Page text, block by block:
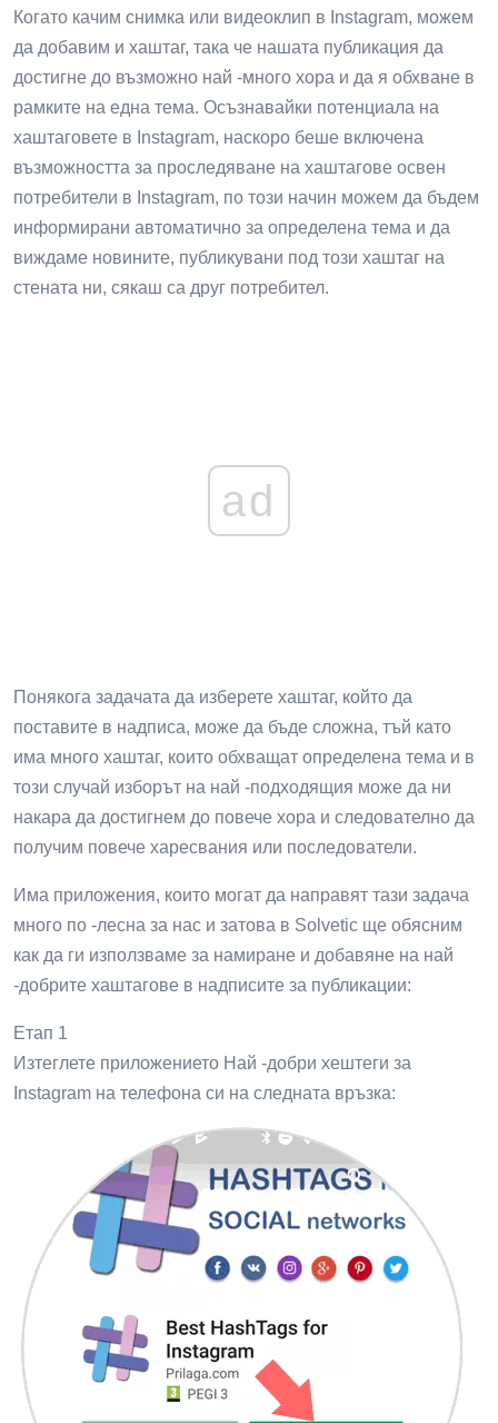
Когато качим снимка или видеоклип в Instagram, можем
да добавим и хаштаг, така че нашата публикация да
достигне до възможно най -много хора и да я обхване в
рамките на една тема. Осъзнавайки потенциала на
хаштаговете в Instagram, наскоро беше включена
възможността за проследяване на хаштагове освен
потребители в Instagram, по този начин можем да бъдем
информирани автоматично за определена тема и да
виждаме новините, публикувани под този хаштаг на
стената ни, сякаш са друг потребител.
ad
Понякога задачата да изберете хаштаг, който да
поставите в надписа, може да бъде сложна, тъй като
има много хаштаг, които обхващат определена тема и в
този случай изборът на най -подходящия може да ни
накара да достигнем до повече хора и следователно да
получим повече харесвания или последователи.
Има приложения, които могат да направят тази задача
много по -лесна за нас и затова в Solvetic ще обясним
как да ги използваме за намиране и добавяне на най
-добрите хаштагове в надписите за публикации:
Етап 1
Изтеглете приложението Най -добри хештеги за
Instagram на телефона си на следната връзка: